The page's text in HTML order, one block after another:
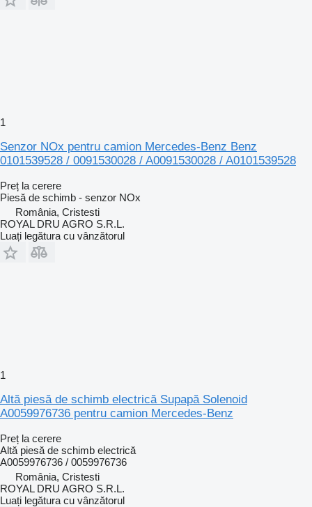
1
Senzor NOx pentru camion Mercedes-Benz Benz
0101539528 / 0091530028 / A0091530028 / A0101539528
Preț la cerere
Piesă de schimb - senzor NOx
România, Cristesti
ROYAL DRU AGRO S.R.L.
Luați legătura cu vânzătorul
1
Altă piesă de schimb electrică Supapă Solenoid
A0059976736 pentru camion Mercedes-Benz
Preț la cerere
Altă piesă de schimb electrică
A0059976736 / 0059976736
România, Cristesti
ROYAL DRU AGRO S.R.L.
Luați legătura cu vânzătorul